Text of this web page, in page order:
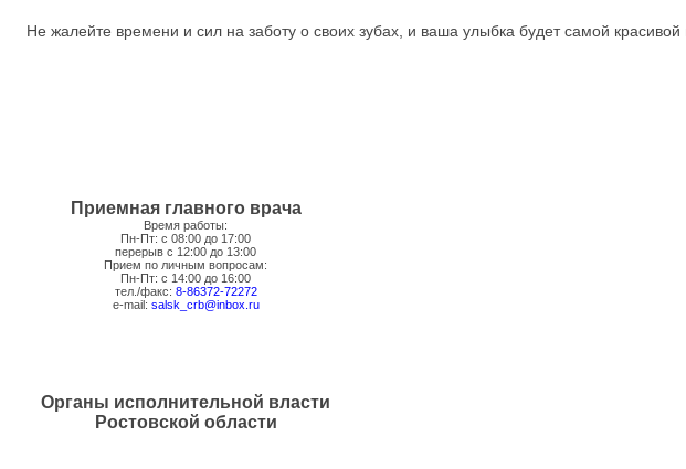
Не жалейте времени и сил на заботу о своих зубах, и ваша улыбка будет самой красивой
Приемная главного врача
Время работы:
Пн-Пт: с 08:00 до 17:00
перерыв с 12:00 до 13:00
Прием по личным вопросам:
Пн-Пт: с 14:00 до 16:00
тел./факс: 8-86372-72272
e-mail: salsk_crb@inbox.ru
Органы исполнительной власти
Ростовской области